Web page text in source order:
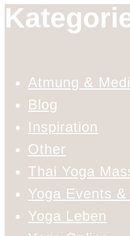
Atmung &
Blog
Inspiration
Other
Thai Yoga
Yoga Events
Yoga Leben